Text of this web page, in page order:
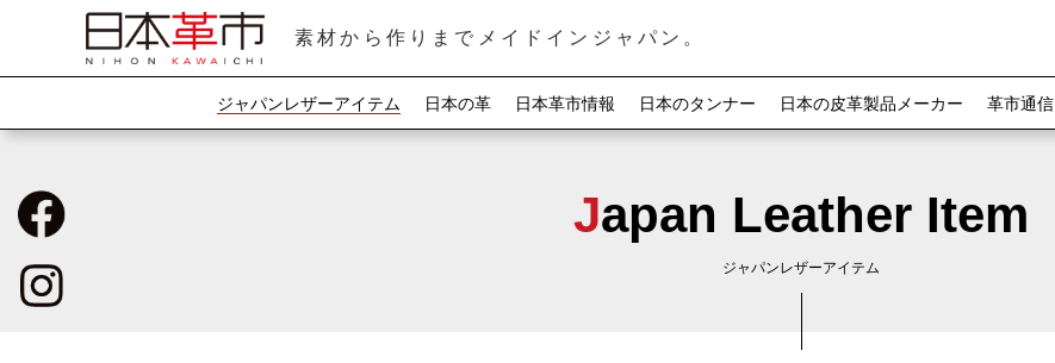
素材から作りまでメイドインジャパン。
ジャパンレザーアイテム 日本の革 日本革市情報 日本のタンナー 日本の皮革製品メーカー 革市通信
Japan Leather Item
ジャパンレザーアイテム